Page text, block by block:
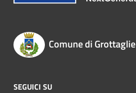
Comune di Grottaglie
SEGUICI SU